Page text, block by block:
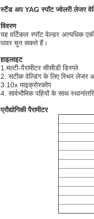
स्टैंड अप YAG स्पॉट ज्वेलरी लेजर
विवरण
यह वर्टिकल स्पॉट वेल्डर अत्यधिक
पावर चुन सकते हैं।
हाइलाइट
1.मल्टी-पैरामीटर सीसीडी डिस्प्ले
2. सटीक वेल्डिंग के लिए स्थिर लेजर
3.10x माइक्रोस्कोप
4. सार्वभौमिक पहियों के साथ
प्रौद्योगिकी पैरामीटर